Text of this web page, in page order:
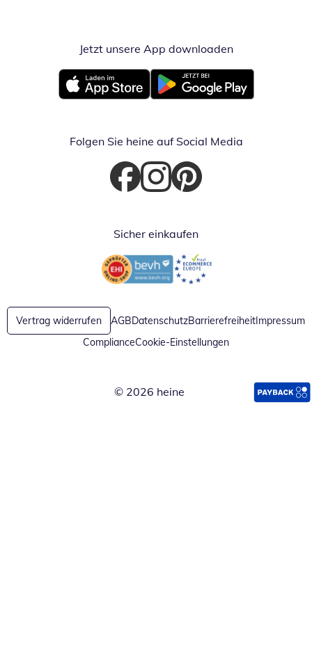
Jetzt unsere App downloadenÖffnet in
Öffnet in neuem FensterÖffnet in neuem Fenster
Folgen Sie heine auf Social Media
Öffnet in neuem Fenster
Öffnet in neuem Fenster
Öffnet in neuem Fenster
Sicher einkaufen
Öffnet in neuem FensterÖffnet in neuem Fenster
Vertrag widerrufen AGBDatenschutzBarrierefreiheitImpressum
ComplianceCookie-Einstellungen
© 2026 heine